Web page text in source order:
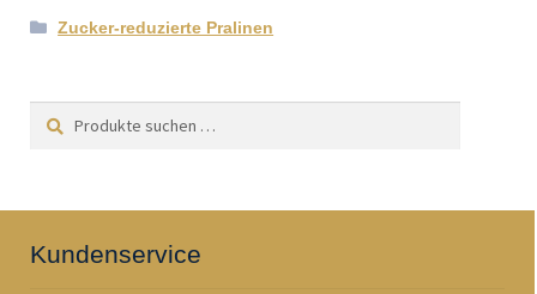
Zucker-reduzierte Pralinen
Suchen
Suchen
Kundenservice